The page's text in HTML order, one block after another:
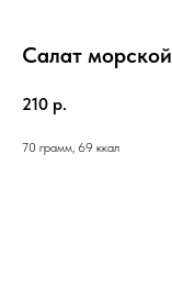
Салат морской
210 р.
70 грамм, 69 ккал